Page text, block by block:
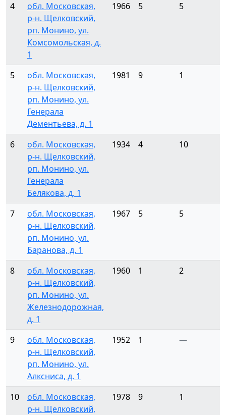
4
обл. Московская,
р-н. Щелковский,
рп. Монино, ул.
Комсомольская, д.
1
1966 5 5
5
обл. Московская,
р-н. Щелковский,
рп. Монино, ул.
Генерала
Дементьева, д. 1
1981 9 1
6
обл. Московская,
р-н. Щелковский,
рп. Монино, ул.
Генерала
Белякова, д. 1
1934 4 10
7
обл. Московская,
р-н. Щелковский,
рп. Монино, ул.
Баранова, д. 1
1967 5 5
8
обл. Московская,
р-н. Щелковский,
рп. Монино, ул.
Железнодорожная,
д. 1
1960 1 2
9
обл. Московская,
р-н. Щелковский,
рп. Монино, ул.
Алксниса, д. 1
1952 1 —
10
обл. Московская,
р-н. Щелковский,
1978 9 1